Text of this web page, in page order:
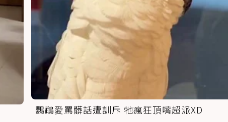
鸚鵡愛罵髒話遭訓斥 牠瘋狂頂嘴超派XD